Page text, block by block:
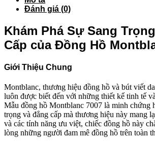
Đánh giá (0)
Khám Phá Sự Sang
Cấp của Đồng Hồ
Giới Thiệu Chung
Montblanc, thương hiệu đồng hồ và bút viết
luôn được biết đến với những thiết kế tinh tế
Mẫu đồng hồ Montblanc 7007 là minh chứng
trọng và đẳng cấp mà thương hiệu này mang
và các tính năng ưu việt, chiếc đồng hồ này
lòng những người đam mê đồng hồ trên toàn